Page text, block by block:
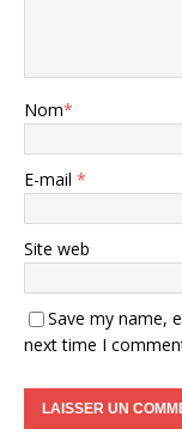
Nom*
E-mail *
Site web
Save my name,
next time I